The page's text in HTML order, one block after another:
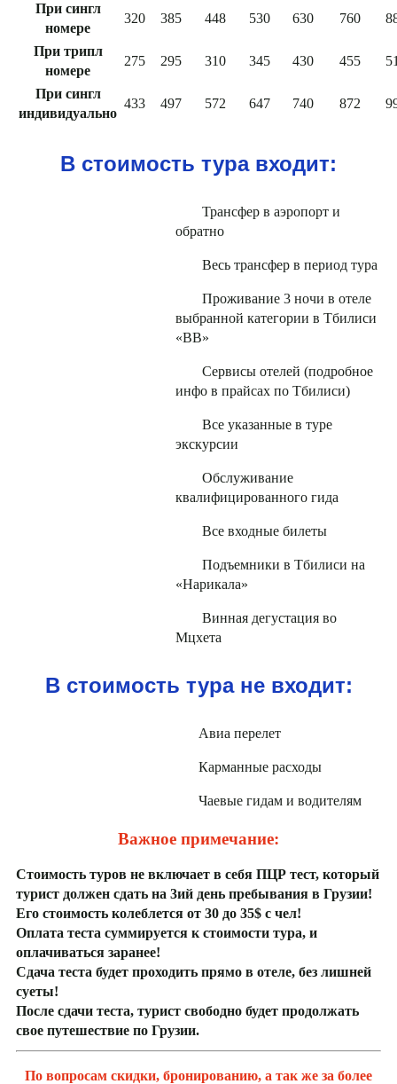
При сингл
номере
320 385 448 530 630 760
При трипл
номере
275 295 310 345 430 455
При сингл
индивидуально
433 497 572 647 740 872
В стоимость тура входит:
Трансфер в аэропорт и
обратно
Весь трансфер в период тура
Проживание 3 ночи в отеле
выбранной категории в Тбилиси
«ВВ»
Сервисы отелей (подробное
инфо в прайсах по Тбилиси)
Все указанные в туре
экскурсии
Обслуживание
квалифицированного гида
Все входные билеты
Подъемники в Тбилиси на
«Нарикала»
Винная дегустация во
Мцхета
В стоимость тура не входит:
Авиа перелет
Карманные расходы
Чаевые гидам и водителям
Важное примечание:
Стоимость туров не включает в себя ПЦР тест, который
турист должен сдать на 3ий день пребывания в Грузии!
Его стоимость колеблется от 30 до 35$ с чел!
Оплата теста суммируется к стоимости тура, и
оплачиваться заранее!
Сдача теста будет проходить прямо в отеле, без лишней
суеты!
После сдачи теста, турист свободно будет продолжать
свое путешествие по Грузии.
По вопросам скидки, бронированию, а так же за более